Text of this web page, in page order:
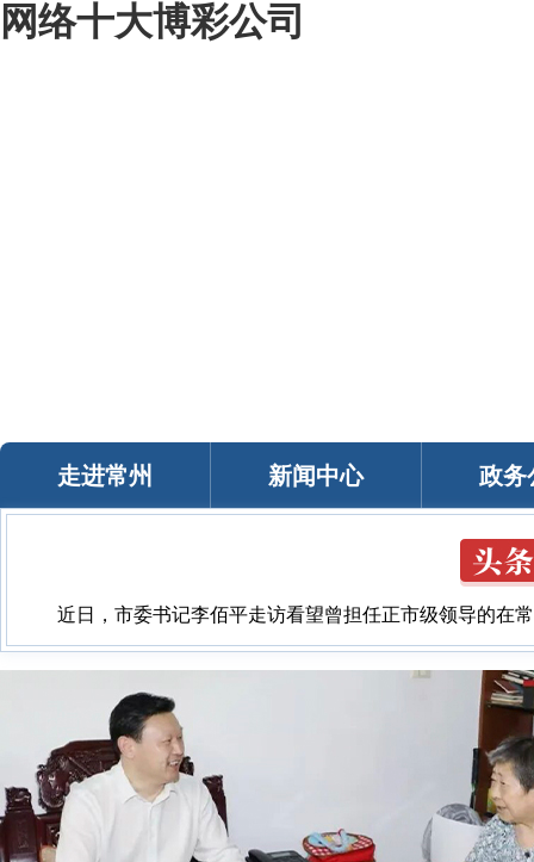
网络十大博彩公司
走进常州 新闻中心 政务
常
7月13日，市政府召开经济运行分析会，深入学习贯彻